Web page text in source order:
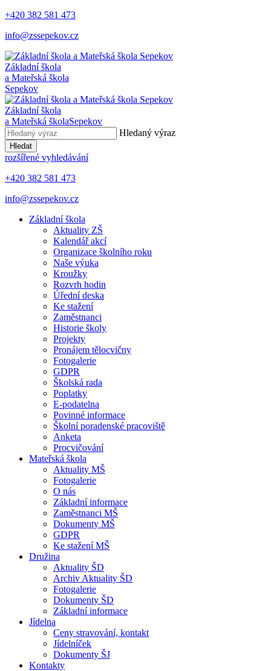
+420 382 581 473
info@zssepekov.cz
Základní škola
a Mateřská škola
Sepekov
Základní škola
a Mateřská školaSepekov
Hledaný výraz
Hledat
rozšířené vyhledávání
+420 382 581 473
info@zssepekov.cz
Základní škola
Aktuality ZŠ
Kalendář akcí
Organizace školního roku
Naše výuka
Kroužky
Rozvrh hodin
Úřední deska
Ke stažení
Zaměstnanci
Historie školy
Projekty
Pronájem tělocvičny
Fotogalerie
GDPR
Školská rada
Poplatky
E-podatelna
Povinné informace
Školní poradenské pracoviště
Anketa
Procvičování
Mateřská škola
Aktuality MŠ
Fotogalerie
O nás
Základní informace
Zaměstnanci MŠ
Dokumenty MŠ
GDPR
Ke stažení MŠ
Družina
Aktuality ŠD
Archiv Aktuality ŠD
Fotogalerie
Dokumenty ŠD
Základní informace
Jídelna
Ceny stravování, kontakt
Jídelníček
Dokumenty ŠJ
Kontakty